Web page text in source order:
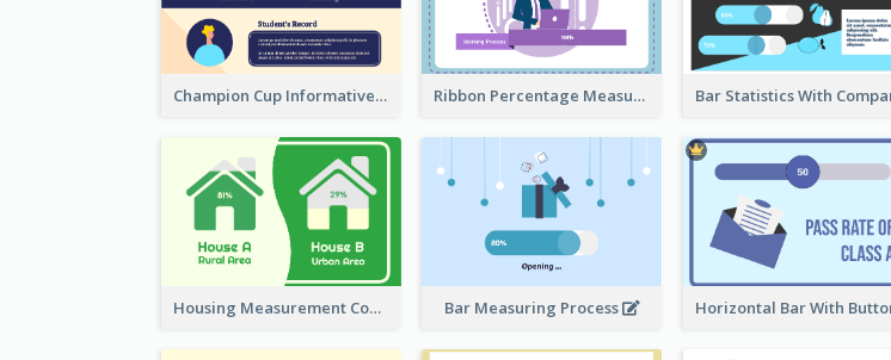
Champion Cup Informative Record Ribbon Percentage Measurement
Housing Measurement Comparison Bar Measuring Process